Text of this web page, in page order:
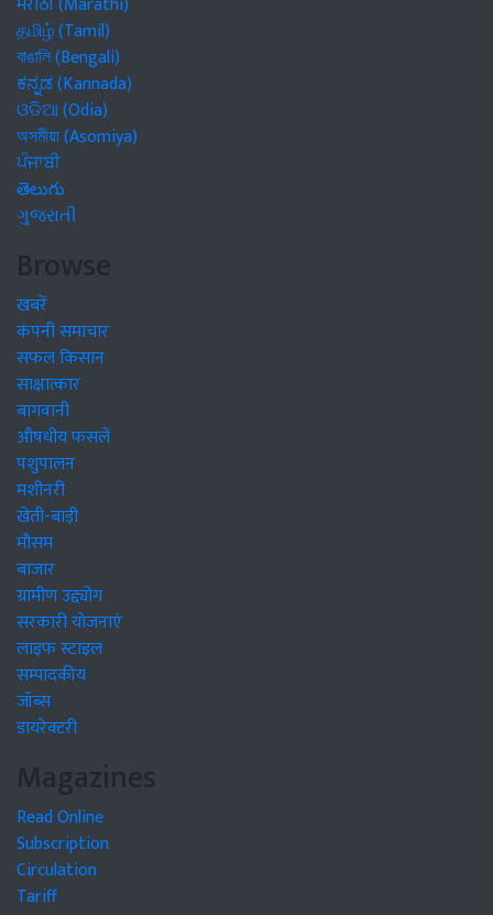
தமிழ் (Tamil)
বাঙালি (Bengali)
ಕನ್ನಡ (Kannada)
ଓଡିଆ (Odia)
অসমীয়া (Asomiya)
ਪੰਜਾਬੀ
తెలుగు
ગુજરાતી
Browse
खबरें
कंपनी समाचार
सफल किसान
साक्षात्कार
बागवानी
औषधीय फसलें
पशुपालन
मशीनरी
खेती-बाड़ी
मौसम
बाजार
ग्रामीण उद्द्योग
सरकारी योजनाएं
लाइफ स्टाइल
सम्पादकीय
जॉब्स
डायरेक्टरी
Magazines
Read Online
Subscription
Circulation
Tariff